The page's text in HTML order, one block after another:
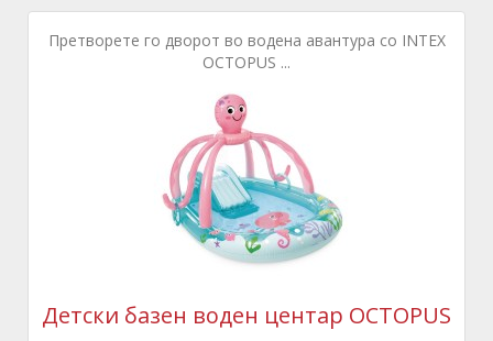
Претворете го дворот во водена авантура со INTEX
OCTOPUS ...
Детски базен воден центар OCTOPUS